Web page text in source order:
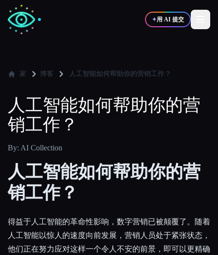
✦用 AI 提交
✍️ 写作者 🎨设计师
💻 开发者 📈 营销
博客
所有分类
家 博客 人工智能如何帮助你的营销工作？
人工智能如何帮助你的营
销工作？
By: AI Collection
人工智能如何帮助你的营
销工作？
得益于人工智能的革命性影响，数字营销已被颠覆了。随着
人工智能以惊人的速度向前发展，营销人员处于紧张状态，
他们正在努力应对这样一个令人不安的前景，即可以更精确